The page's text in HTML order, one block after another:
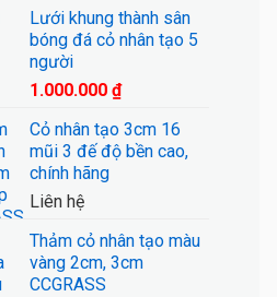
Lưới khung thành sân
bóng đá cỏ nhân tạo 5
người
1.000.000 ₫
Cỏ nhân tạo 3cm 16
mũi 3 đế độ bền cao,
chính hãng
Liên hệ
Thảm cỏ nhân tạo màu
vàng 2cm, 3cm
CCGRASS